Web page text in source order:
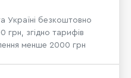
безкоштовно
грн, згідно тарифів
менше 2000 грн